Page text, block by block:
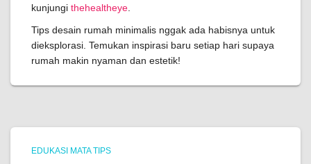
kunjungi thehealtheye
Tips desain rumah minimalis nggak ada habisnya untuk
dieksplorasi. Temukan inspirasi baru setiap hari supaya
rumah makin nyaman dan estetik!
EDUKASI MATA TIPS